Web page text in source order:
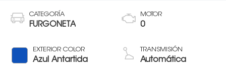
CATEGORÍA
FURGONETA
EXTERIOR COLOR
Azul Antartida
MOTOR
0
TRANSMISIÓN
Automática